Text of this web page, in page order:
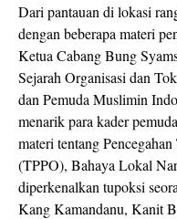
Dari pantauan di lokasi
dengan beberapa materi
Ketua Cabang Bung
Sejarah Organisasi dan
dan Pemuda Muslimin
menarik para kader
materi tentang
(TPPO), Bahaya Lokal
diperkenalkan tupoksi
Kang Kamandanu, Kanit